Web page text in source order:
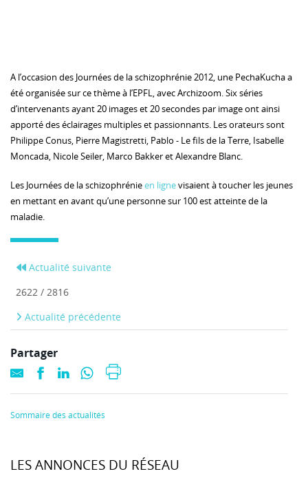
A l’occasion des Journées de la schizophrénie 2012, une PechaKucha a
été organisée sur ce thème à l’EPFL, avec Archizoom. Six séries
d’intervenants ayant 20 images et 20 secondes par image ont ainsi
apporté des éclairages multiples et passionnants. Les orateurs sont
Philippe Conus, Pierre Magistretti, Pablo - Le fils de la Terre, Isabelle
Moncada, Nicole Seiler, Marco Bakker et Alexandre Blanc.
Les Journées de la schizophrénieen lignevisaient à toucher les jeunes
en mettant en avant qu’une personne sur 100 est atteinte de la
maladie.
Actualité suivante
2622 / 2816
Actualité précédente
Partager
Sommaire des actualités
LES ANNONCES DU RÉSEAU